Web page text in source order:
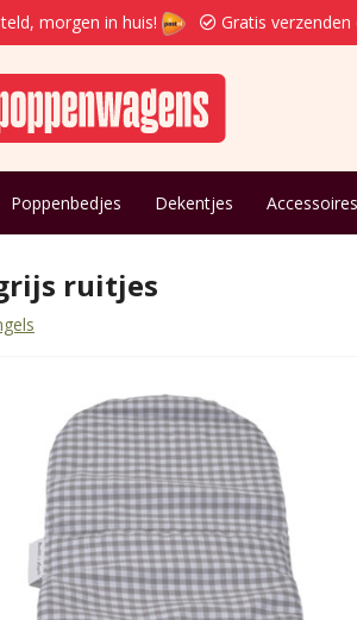
morgen in huis! Gratis
Poppenbedjes Dekentjes Accessoires
ruitjes